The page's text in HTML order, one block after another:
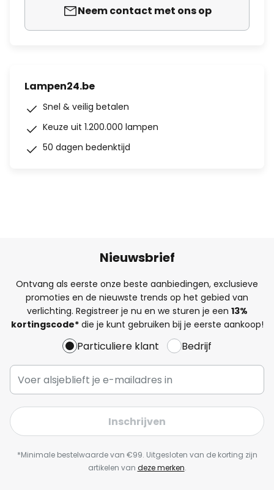
Neem contact met ons op
Lampen24.be
Snel & veilig betalen
Keuze uit 1.200.000 lampen
50 dagen bedenktijd
Nieuwsbrief
Ontvang als eerste onze beste aanbiedingen, exclusieve
promoties en de nieuwste trends op het gebied van
verlichting. Registreer je nu en we sturen je een 13%
kortingscode*die je kunt gebruiken bij je eerste aankoop!
Particuliere klant Bedrijf
Inschrijven
*Minimale bestelwaarde van €99. Uitgesloten van de korting zijn
artikelen van deze merken.